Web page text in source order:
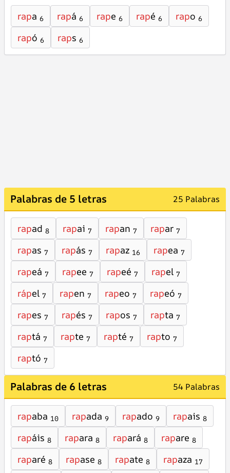
rapa 6 rapá 6 rape 6 rapé 6 rapo 6
rapó 6 raps 6
Palabras de 5 letras 25 Palabras
rapad 8 rapai 7 rapan 7 rapar 7
rapas 7 rapás 7 rapaz 16 rapea 7
rapeá 7 rapee 7 rapeé 7 rapel 7
rápel 7 rapen 7 rapeo 7 rapeó 7
rapes 7 rapés 7 rapos 7 rapta 7
raptá 7 rapte 7 rapté 7 rapto 7
raptó 7
Palabras de 6 letras 54 Palabras
rapaba 10 rapada 9 rapado 9 rapais 8
rapáis 8 rapara 8 rapará 8 rapare 8
raparé 8 rapase 8 rapate 8 rapaza 17